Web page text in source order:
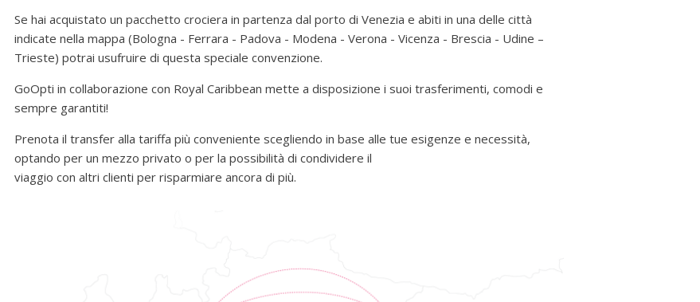
Se hai acquistato un pacchetto crociera in partenza dal porto di Venezia e abiti in una delle città
indicate nella mappa (Bologna - Ferrara - Padova - Modena - Verona - Vicenza - Brescia - Udine –
Trieste) potrai usufruire di questa speciale convenzione.
GoOpti in collaborazione con Royal Caribbean mette a disposizione i suoi trasferimenti, comodi e
sempre garantiti!
Prenota il transfer alla tariffa più conveniente scegliendo in base alle tue esigenze e necessità,
optando per un mezzo privato o per la possibilità di condividere il
viaggio con altri clienti per risparmiare ancora di più.